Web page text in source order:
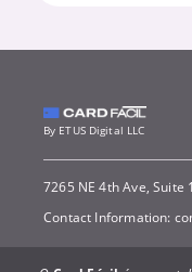
By ETUS Digital LLC
7265 NE 4th Ave,
Contact Information: